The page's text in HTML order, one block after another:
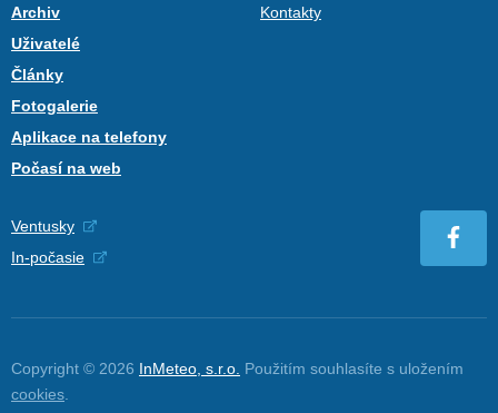
Archiv
Uživatelé
Články
Fotogalerie
Aplikace na telefony
Počasí na web
Kontakty
Ventusky
In-počasie
Copyright © 2026 InMeteo, s.r.o. Použitím souhlasíte s uložením
cookies